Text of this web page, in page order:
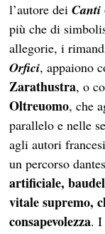
l’autore dei
più che di
allegorie, i
Orfici, appaiono
Zarathustra, o
Oltreuomo, che
parallelo e nelle
agli autori
un percorso
artificiale,
vitale supremo,
consapevolezza. I